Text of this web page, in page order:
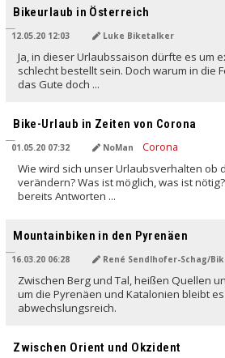
Bikeurlaub in Österreich
12.05.20 12:03 Luke Biketalker
Ja, in dieser Urlaubssaison dürfte es um
schlecht bestellt sein. Doch warum in die
das Gute doch ...
Bike-Urlaub in Zeiten von Corona
01.05.20 07:32 NoMan
Wie wird sich unser Urlaubsverhalten ob
verändern? Was ist möglich, was ist
bereits Antworten ...
Mountainbiken in den Pyrenäen
16.03.20 06:28 René Sendlhofer-Schag/
Zwischen Berg und Tal, heißen Quellen
um die Pyrenäen und Katalonien bleibt
abwechslungsreich.
Zwischen Orient und Okzident